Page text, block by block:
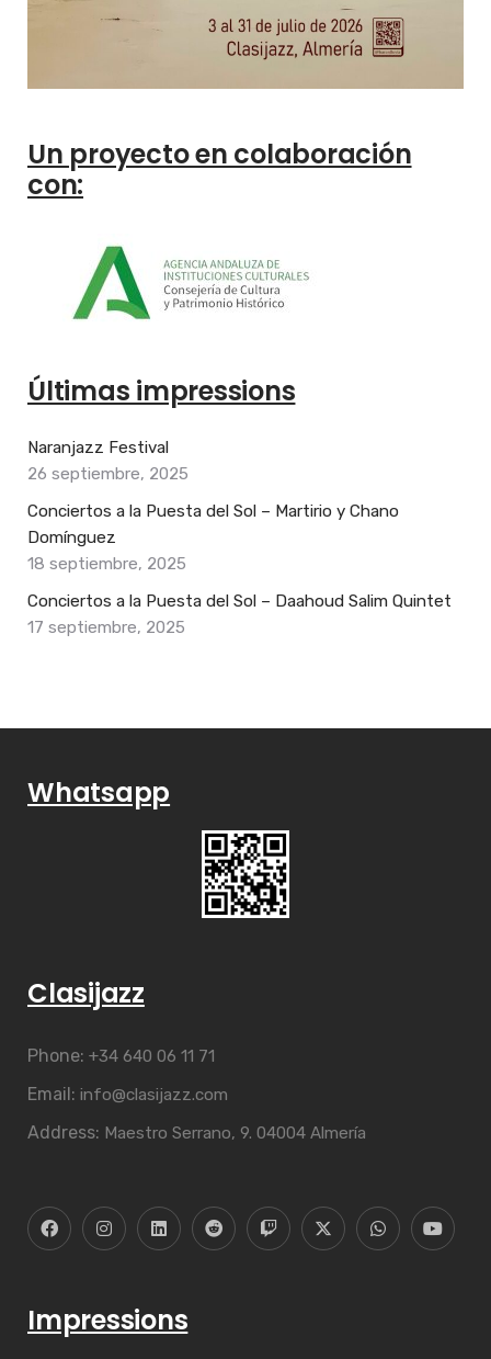
Un proyecto en colaboración
con:
Últimas impressions
Naranjazz Festival
26 septiembre, 2025
Conciertos a la Puesta del Sol – Martirio y Chano
Domínguez
18 septiembre, 2025
Conciertos a la Puesta del Sol – Daahoud Salim Quintet
17 septiembre, 2025
Whatsapp
Clasijazz
Phone: +34 640 06 11 71
Email: info@clasijazz.com
Address: Maestro Serrano, 9. 04004 Almería
Impressions